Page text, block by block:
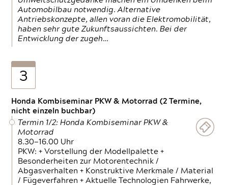
Automobilbau notwendig. Alternative
Antriebskonzepte, allen voran die Elektromobilität,
haben sehr gute Zukunftsaussichten. Bei der
Entwicklung der zugeh…
3
Honda Kombiseminar PKW & Motorrad (2 Termine,
nicht einzeln buchbar)
Termin 1/2: Honda Kombiseminar PKW &
Motorrad
8.30—16.00 Uhr
PKW: + Vorstellung der Modellpalette +
Besonderheiten zur Motorentechnik /
Abgasverhalten + Konstruktive Merkmale / Material
/ Fügeverfahren + Aktuelle Technologien Fahrwerke,